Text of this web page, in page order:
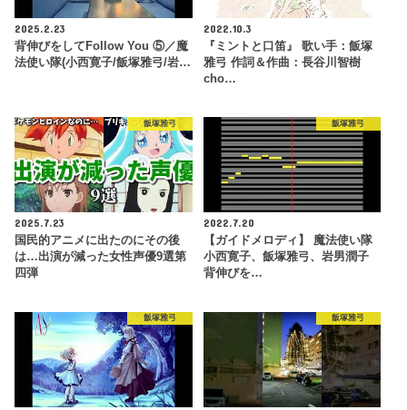
2025.2.23
背伸びをしてFollow You ⑤／魔
法使い隊(小西寛子/飯塚雅弓/岩…
2022.10.3
『ミントと口笛』 歌い手：飯塚
雅弓 作詞＆作曲：長谷川智樹
cho…
飯塚雅弓
2025.7.23
国民的アニメに出たのにその後
は…出演が減った女性声優9選第
四弾
飯塚雅弓
2022.7.20
【ガイドメロディ】 魔法使い隊
小西寛子、飯塚雅弓、岩男潤子
背伸びを…
飯塚雅弓 飯塚雅弓